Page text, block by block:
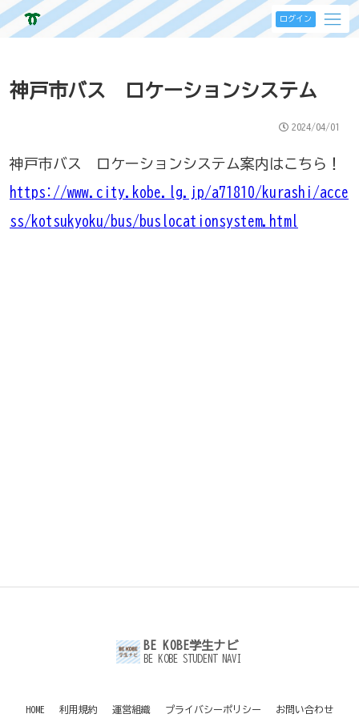
ログイン
神戸市バス ロケーションシステム
2024/04/01
神戸市バス ロケーションシステム案内はこちら！
https://www.city.kobe.lg.jp/a71810/kurashi/acce
ss/kotsukyoku/bus/buslocationsystem.html
BE KOBE学生ナビ
BE KOBE STUDENT NAVI
HOME 利用規約 運営組織 プライバシーポリシー お問い合わせ